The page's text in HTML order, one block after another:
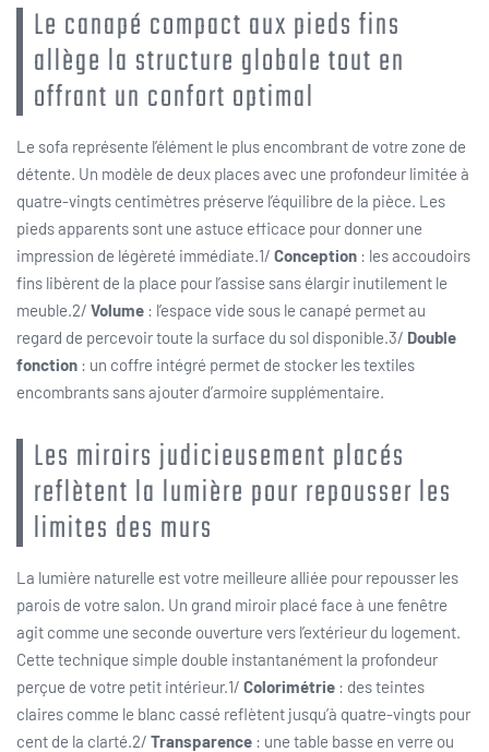
Le canapé compact aux pieds fins
allège la structure globale tout en
offrant un confort optimal
Le sofa représente l’élément le plus encombrant de votre zone de
détente. Un modèle de deux places avec une profondeur limitée à
quatre-vingts centimètres préserve l’équilibre de la pièce. Les
pieds apparents sont une astuce efficace pour donner une
impression de légèreté immédiate.1/ Conception : les accoudoirs
fins libèrent de la place pour l’assise sans élargir inutilement le
meuble.2/ Volume : l’espace vide sous le canapé permet au
regard de percevoir toute la surface du sol disponible.3/ Double
fonction : un coffre intégré permet de stocker les textiles
encombrants sans ajouter d’armoire supplémentaire.
Les miroirs judicieusement placés
reflètent la lumière pour repousser les
limites des murs
La lumière naturelle est votre meilleure alliée pour repousser les
parois de votre salon. Un grand miroir placé face à une fenêtre
agit comme une seconde ouverture vers l’extérieur du logement.
Cette technique simple double instantanément la profondeur
perçue de votre petit intérieur.1/ Colorimétrie : des teintes
claires comme le blanc cassé reflètent jusqu’à quatre-vingts pour
cent de la clarté.2/ Transparence : une table basse en verre ou